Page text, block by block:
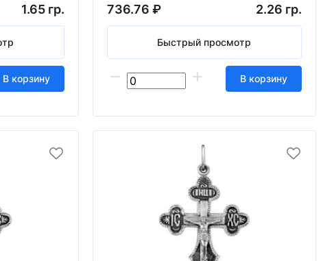
1.65 гр.
В корзину
736.76 ₽ 2.26 гр.
Быстрый просмотр
В корзину